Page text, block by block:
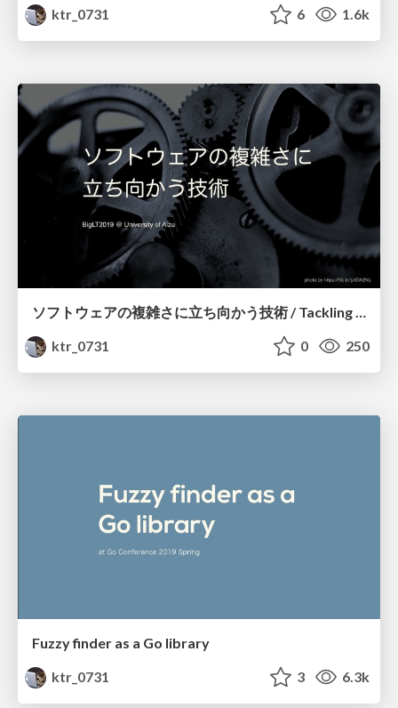
ktr_0731 6 1.6k
ktr_0731
0 250
Fuzzy finder as a Go library
ktr_0731
3 6.3k